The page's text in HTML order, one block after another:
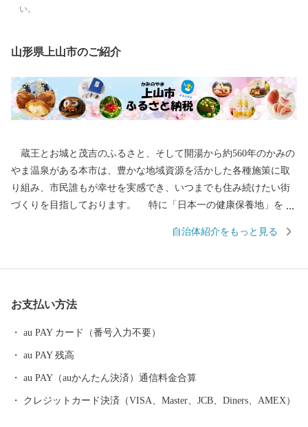
い。
山形県上山市のご紹介
蔵王とお城と茂吉のふるさと、そして開湯から約560年のかみの
やま温泉がある本市は、豊かな地域資源を活かした各種施策に取
り組み、市民誰もが幸せを実感でき、いつまでも住み続けたい街
づくりを目指しております。 特に「日本一の健康保養地」を目
健康保養地）として、市民の健康増進と交流人口の拡大を目的
かな自然、肥沃な大地と生産者の熱意、高い栽培技術により生み
出されるこれらの果物などは、どれも最高級品であります。
市像を実現するため、「ふるさと納税」という形で、みなさまか
らの応援をどうぞよろしくお願いいたします。 【お問合せ先】 ■
ふるさと納税についてのお問合せ 上山市役所 市政戦略課 シテ
自治体紹介をもっと見る
お支払い方法
au PAY カード（番号入力不要）
au PAY 残高
au PAY（auかんたん決済）通信料金合算
クレジットカード決済（VISA、Master、JCB、Diners、AMEX）